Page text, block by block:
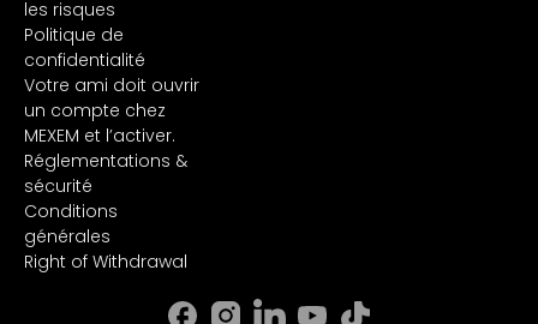
les risques
Politique de
confidentialité
Votre ami doit ouvrir
un compte chez
MEXEM et l’activer.
Réglementations &
sécurité
Conditions
générales
Right of Withdrawal